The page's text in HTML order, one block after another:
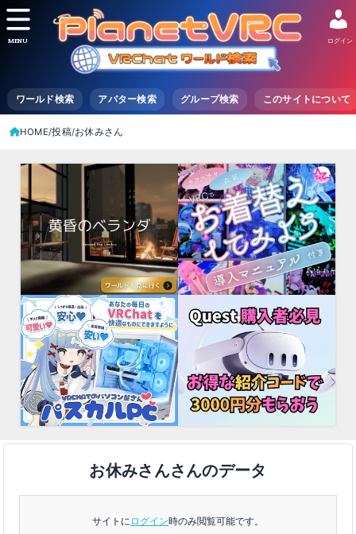
ワールド検索 アバター検索 グループ検索 このサイトについて
ログイン
MENU
HOME 投稿 お休みさん
お休みさんさんのデータ
サイトに ログイン時のみ閲覧可能です。